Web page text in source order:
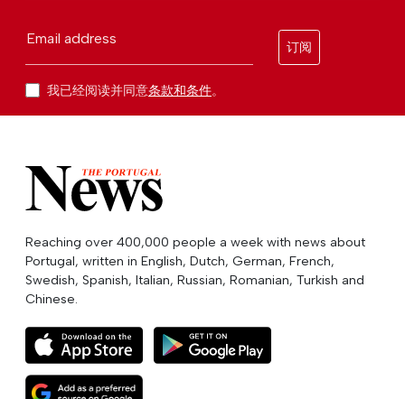
Email address
订阅
我已经阅读并同意条款和条件。
Reaching over 400,000 people a week with news about
Portugal, written in English, Dutch, German, French,
Swedish, Spanish, Italian, Russian, Romanian, Turkish and
Chinese.